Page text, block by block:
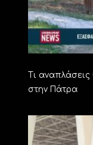
Τι αναπλάσεις
στην Πάτρα